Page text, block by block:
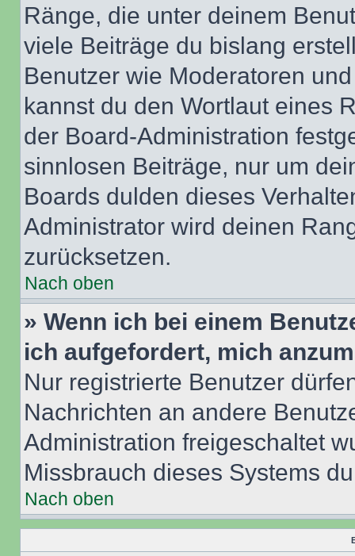
Ränge, die unter deinem
viele Beiträge du bislang
Benutzer wie Moderatoren
kannst du den Wortlaut eines
der Board-Administration
sinnlosen Beiträge, nur um
Boards dulden dieses
Administrator wird deinen
zurücksetzen.
Nach oben
» Wenn ich bei einem
ich aufgefordert, mich
Nur registrierte Benutzer
Nachrichten an andere
Administration freigeschaltet
Missbrauch dieses Systems
Nach oben